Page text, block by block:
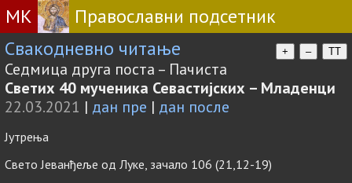
МК
Православни подсетник
Свакодневно читање
+ – TT
Седмица друга поста – Пачиста
Светих 40 мученика Севастијских – Младенци
22.03.2021 | дан пре | дан после
Јутрења
Свето Јеванђеље од Луке, зачало 106 (21,12-19)